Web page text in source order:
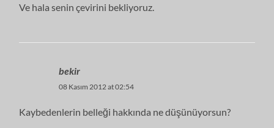
Ve hala senin çevirini bekliyoruz.
bekir
08 Kasım 2012 at 02:54
Kaybedenlerin belleği hakkında ne düşünüyorsun?